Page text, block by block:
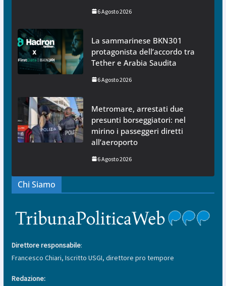
6 Agosto 2026
La sammarinese BKN301
protagonista dell’accordo tra
Tether e Arabia Saudita
6 Agosto 2026
Metromare, arrestati due
presunti borseggiatori: nel
mirino i passeggeri diretti
all’aeroporto
6 Agosto 2026
Chi Siamo
Direttore responsabile:
Francesco Chiari, Iscritto USGI, direttore pro tempore
Redazione: